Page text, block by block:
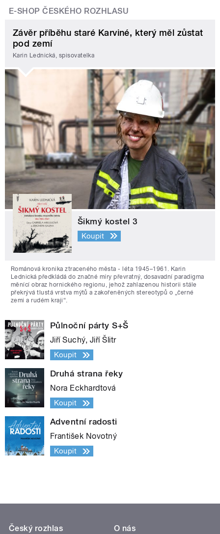
E-SHOP ČESKÉHO ROZHLASU
Závěr příběhu staré Karviné, který měl zůstat
pod zemí
Karin Lednická, spisovatelka
Šikmý kostel 3
Koupit
Románová kronika ztraceného města - léta 1945–1961. Karin
Lednická předkládá do značné míry převratný, dosavadní paradigma
měnící obraz hornického regionu, jehož zahlazenou historii stále
překrývá tlustá vrstva mýtů a zakořeněných stereotypů o „černé
zemi a rudém kraji“.
Půlnoční párty S+Š
Jiří Suchý, Jiří Šlitr
Koupit
Druhá strana řeky
Nora Eckhardtová
Koupit
Adventní radosti
František Novotný
Koupit
Český rozhlas
O nás